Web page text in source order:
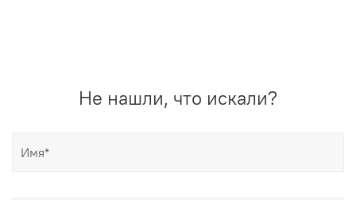
Не нашли, что искали?